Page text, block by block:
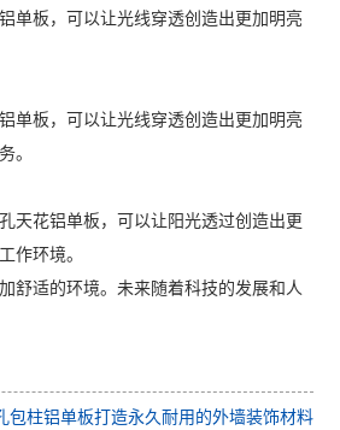
单板，可以让光线穿透创造出更加明亮
单板，可以让光线穿透创造出更加明亮
。
天花铝单板，可以让阳光透过创造出更
作环境。
舒适的环境。未来随着科技的发展和人
包柱铝单板打造永久耐用的外墙装饰材料